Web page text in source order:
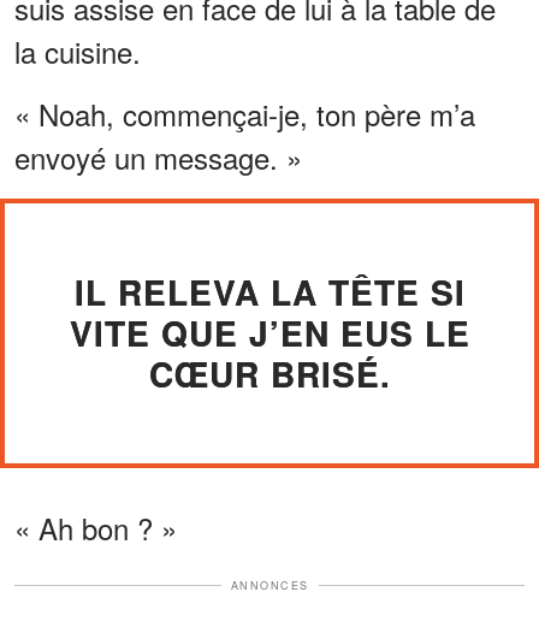
la cuisine.
« Noah, commençai-je, ton père m’a
envoyé un message. »
IL RELEVA LA TÊTE SI
VITE QUE J’EN EUS LE
CŒUR BRISÉ.
« Ah bon ? »
ANNONCES